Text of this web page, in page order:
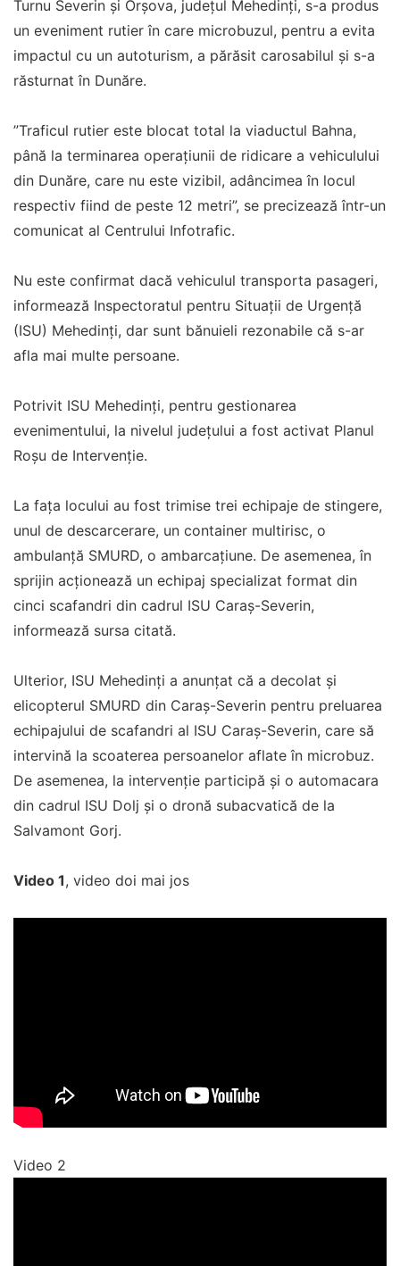
Turnu Severin și Orșova, județul Mehedinți, s-a produs
un eveniment rutier în care microbuzul, pentru a evita
impactul cu un autoturism, a părăsit carosabilul și s-a
răsturnat în Dunăre.
”Traficul rutier este blocat total la viaductul Bahna,
până la terminarea operațiunii de ridicare a vehiculului
din Dunăre, care nu este vizibil, adâncimea în locul
respectiv fiind de peste 12 metri”, se precizează într-un
comunicat al Centrului Infotrafic.
Nu este confirmat dacă vehiculul transporta pasageri,
informează Inspectoratul pentru Situații de Urgență
(ISU) Mehedinți, dar sunt bănuieli rezonabile că s-ar
afla mai multe persoane.
Potrivit ISU Mehedinți, pentru gestionarea
evenimentului, la nivelul județului a fost activat Planul
Roșu de Intervenție.
La fața locului au fost trimise trei echipaje de stingere,
unul de descarcerare, un container multirisc, o
ambulanță SMURD, o ambarcațiune. De asemenea, în
sprijin acționează un echipaj specializat format din
cinci scafandri din cadrul ISU Caraș-Severin,
informează sursa citată.
Ulterior, ISU Mehedinți a anunțat că a decolat și
elicopterul SMURD din Caraș-Severin pentru preluarea
echipajului de scafandri al ISU Caraș-Severin, care să
intervină la scoaterea persoanelor aflate în microbuz.
De asemenea, la intervenție participă și o automacara
din cadrul ISU Dolj și o dronă subacvatică de la
Salvamont Gorj.
Video 1, video doi mai jos
Video 2